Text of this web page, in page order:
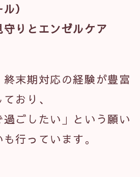
）
守りとエンゼルケア
末期対応の経験が豊富
おり、
過ごしたい」という願い
行っています。